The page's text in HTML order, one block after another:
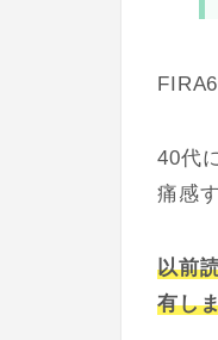
40代
痛感
以前
有し